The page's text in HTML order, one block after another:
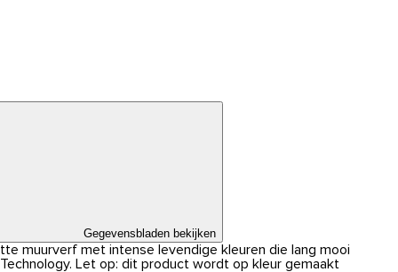
Gegevensbladen bekijken
muurverf met intense levendige kleuren die lang mooi
Let op: dit product wordt op kleur gemaakt